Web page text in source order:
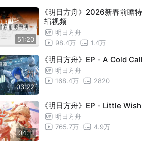
51:20
《明日方舟》2026新春前瞻特
辑视频
明日方舟
98.4万
1.4万
03:22
《明日方舟》EP - A Cold Call
明日方舟
168.4万
2820
04:11
《明日方舟》EP - Little Wish
明日方舟
765.7万
4.9万